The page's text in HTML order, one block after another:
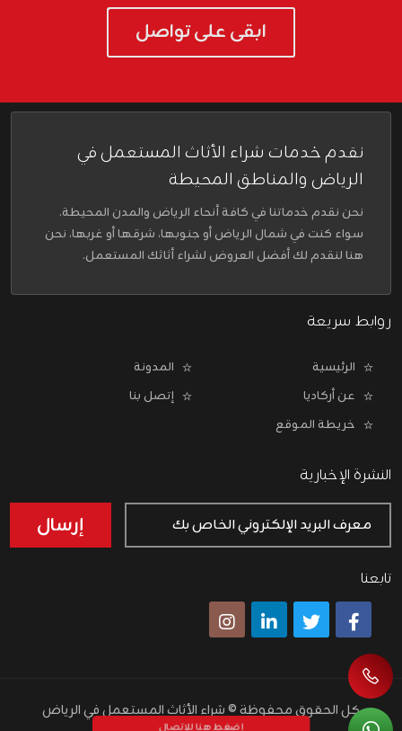
ابقى على تواصل
نقدم خدمات شراء الأثاث المستعمل في
الرياض والمناطق المحيطة
نحن نقدم خدماتنا في كافة أنحاء الرياض والمدن المحيطة.
سواء كنت في شمال الرياض أو جنوبها، شرقها أو غربها، نحن
هنا لنقدم لك أفضل العروض لشراء أثاثك المستعمل.
روابط سريعة
الرئيسية
المدونة
عن أركاديا
إتصل بنا
خريطة الموقع
النشرة الإخبارية
إرسال
تابعنا
كل الحقوق محفوظة ©شراء الأثاث المستعمل في الرياض
إضغط هنا للإتصال